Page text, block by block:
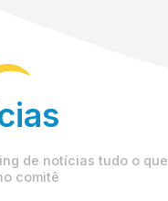
de notícias tudo o que
comitê